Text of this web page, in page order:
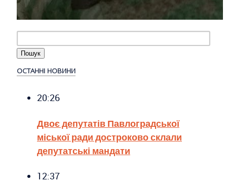
ОСТАННІ НОВИНИ
20:26
Двоє депутатів Павлоградської
міської ради достроково склали
депутатські мандати
12:37